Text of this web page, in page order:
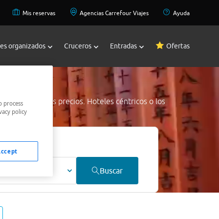
Mis reservas Agencias Carrefour Viajes Ayuda
organizados Cruceros Entradas Ofertas
a los mejores precios. Hoteles céntricos o los
precio.
Buscar
process
policy